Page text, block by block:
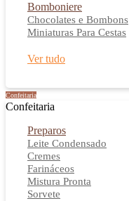
Bomboniere
Chocolates e Bombons
Miniaturas Para Cestas
Ver tudo
Confeitaria
Confeitaria
Preparos
Leite Condensado
Cremes
Farináceos
Mistura Pronta
Sorvete